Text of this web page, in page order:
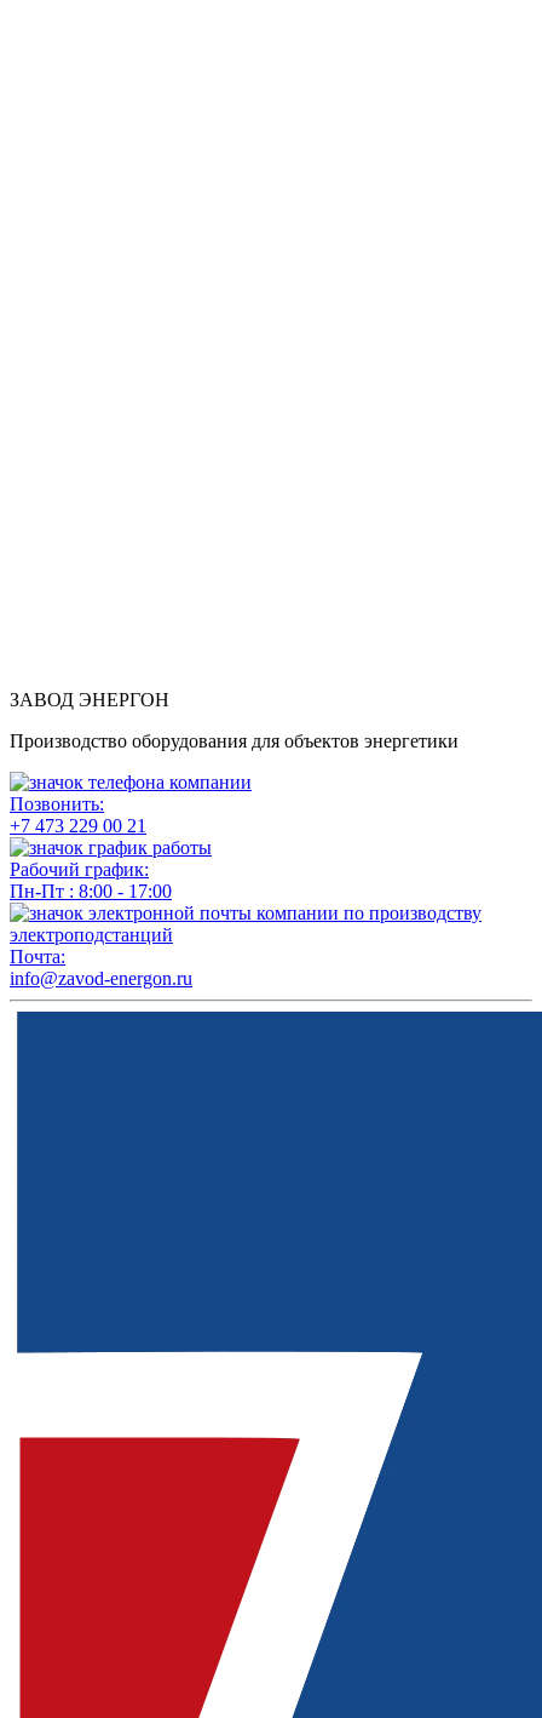
ЗАВОД ЭНЕРГОН
Производство оборудования для объектов энергетики
Позвонить:
+7 473 229 00 21
Рабочий график:
Пн-Пт : 8:00 - 17:00
Почта:
info@zavod-energon.ru